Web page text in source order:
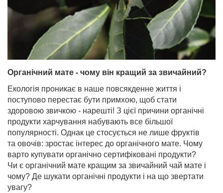
Органічний мате - чому він кращий за звичайний?
Екологія проникає в наше повсякденне життя і
поступово перестає бути примхою, щоб стати
здоровою звичкою - нарешті! З цієї причини органічні
продукти харчування набувають все більшої
популярності. Однак це стосується не лише фруктів
та овочів: зростає інтерес до органічного мате. Чому
варто купувати органічно сертифіковані продукти?
Чи є органічний мате кращим за звичайний чай мате і
чому? Де шукати органічні продукти і на що звертати
увагу?